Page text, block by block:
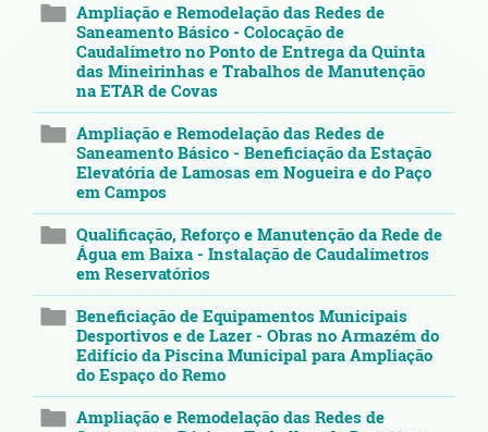
Ampliação e Remodelação das Redes de
Saneamento Básico - Colocação de
Caudalímetro no Ponto de Entrega da Quinta
das Mineirinhas e Trabalhos de Manutenção
na ETAR de Covas
Ampliação e Remodelação das Redes de
Saneamento Básico - Beneficiação da Estação
Elevatória de Lamosas em Nogueira e do Paço
em Campos
Qualificação, Reforço e Manutenção da Rede de
Água em Baixa - Instalação de Caudalímetros
em Reservatórios
Beneficiação de Equipamentos Municipais
Desportivos e de Lazer - Obras no Armazém do
Edifício da Piscina Municipal para Ampliação
do Espaço do Remo
Ampliação e Remodelação das Redes de